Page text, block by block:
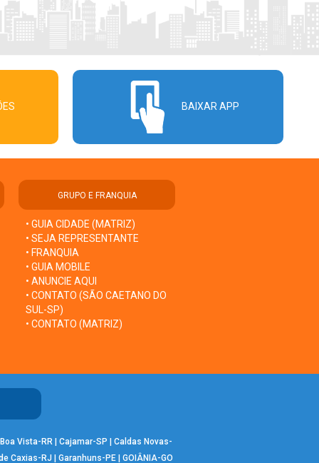
BAIXAR APP
GRUPO E FRANQUIA
• GUIA CIDADE (MATRIZ)
• SEJA REPRESENTANTE
• FRANQUIA
• GUIA MOBILE
• ANUNCIE AQUI
• CONTATO (SÃO CAETANO DO
SUL-SP)
• CONTATO (MATRIZ)
Boa Vista-RR | Cajamar-SP | Caldas Novas-
Caxias-RJ | Garanhuns-PE | GOIÂNIA-GO